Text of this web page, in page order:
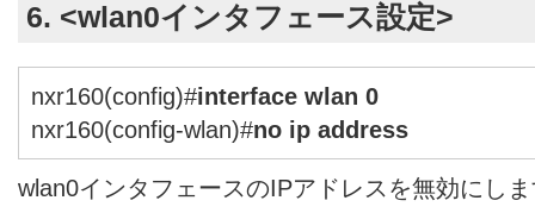
6. <wlan0インタフェース設定>
nxr160(config)#interface wlan 0
nxr160(config-wlan)#no ip address
wlan0インタフェースのIPアドレスを無効にし